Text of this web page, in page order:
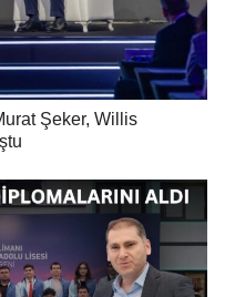
Şeker, Willis